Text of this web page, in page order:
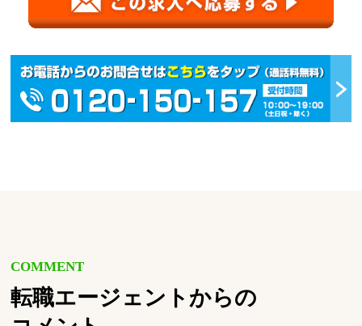
COMMENT
転職エージェントからの